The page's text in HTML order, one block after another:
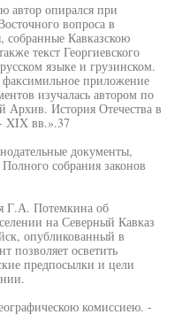
автор опирался при
вопроса в
Кавказскою
текст Георгиевского
языке и грузинском.
факсимильное приложение
изучалась автором по
Архив. История Отечества в
XIX вв.».37
документы,
собрания законов
Г.А. Потемкина об
на Северный Кавказ
опубликованный в
позволяет осветить
предпосылки и цели
комиссиею. -